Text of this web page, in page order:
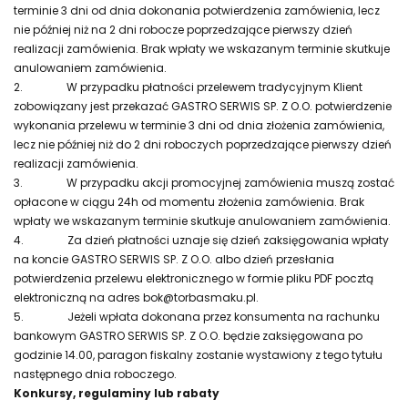
terminie 3 dni od dnia dokonania potwierdzenia zamówienia, lecz
nie później niż na 2 dni robocze poprzedzające pierwszy dzień
realizacji zamówienia. Brak wpłaty we wskazanym terminie skutkuje
anulowaniem zamówienia.
2.
W przypadku płatności przelewem tradycyjnym Klient
zobowiązany jest przekazać GASTRO SERWIS SP. Z O.O. potwierdzenie
wykonania przelewu w terminie 3 dni od dnia złożenia zamówienia,
lecz nie później niż do 2 dni roboczych poprzedzające pierwszy dzień
realizacji zamówienia.
3.
W przypadku akcji promocyjnej zamówienia muszą zostać
opłacone w ciągu 24h od momentu złożenia zamówienia. Brak
wpłaty we wskazanym terminie skutkuje anulowaniem zamówienia.
4.
Za dzień płatności uznaje się dzień zaksięgowania wpłaty
na koncie GASTRO SERWIS SP. Z O.O. albo dzień przesłania
potwierdzenia przelewu elektronicznego w formie pliku PDF pocztą
elektroniczną na adres bok@torbasmaku.pl.
5.
Jeżeli wpłata dokonana przez konsumenta na rachunku
bankowym GASTRO SERWIS SP. Z O.O. będzie zaksięgowana po
godzinie 14.00, paragon fiskalny zostanie wystawiony z tego tytułu
następnego dnia roboczego.
Konkursy, regulaminy lub rabaty